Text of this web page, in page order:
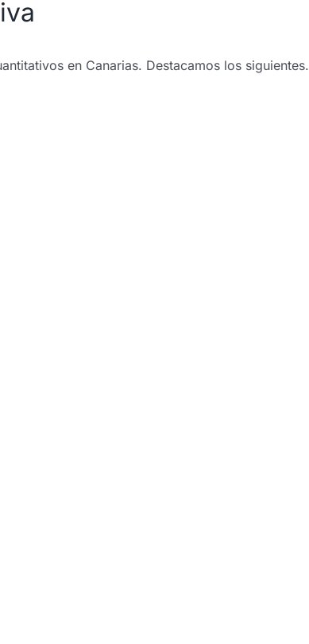
en Canarias. Destacamos los siguientes.